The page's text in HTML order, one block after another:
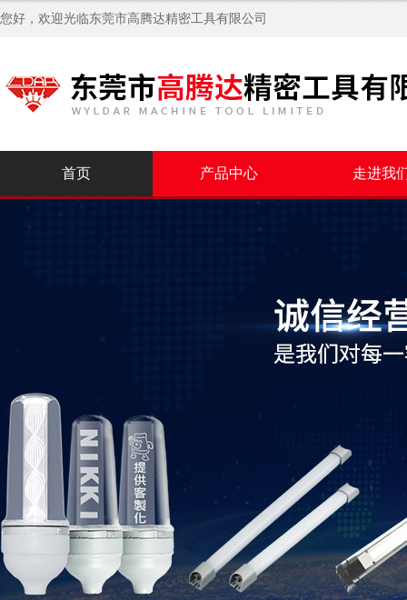
您好，欢迎光临东莞市高腾达精密工具有限公司
首页 产品中心 走进我